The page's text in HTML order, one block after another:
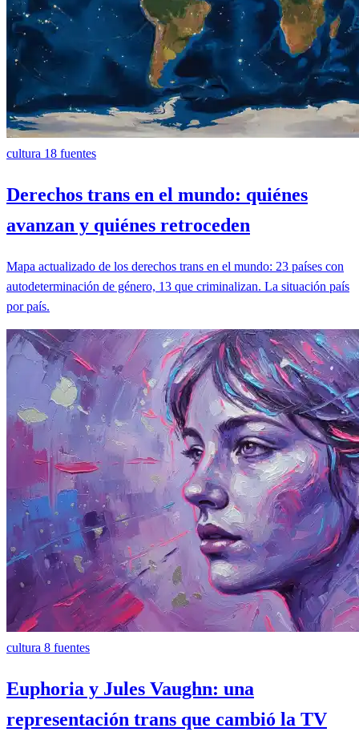
cultura 18 fuentes
Derechos trans en el mundo: quiénes
avanzan y quiénes retroceden
Mapa actualizado de los derechos trans en el mundo: 23 países con
autodeterminación de género, 13 que criminalizan. La situación país
por país.
cultura 8 fuentes
Euphoria y Jules Vaughn: una
representación trans que cambió la TV